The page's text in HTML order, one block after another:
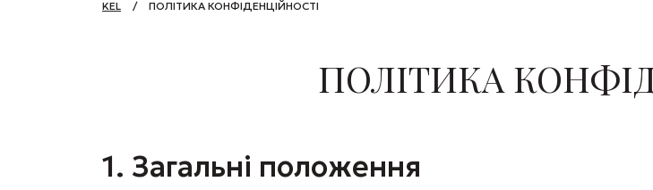
KEL / ПОЛІТИКА КОНФІДЕНЦІЙНОСТІ
ПОЛІТИКА
1. Загальні положення